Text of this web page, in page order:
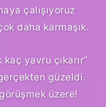
çalışıyoruz
daha karmaşık.
yavru çıkarır”
güzeldi.
üzere!